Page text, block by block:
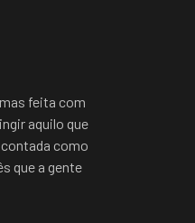
feita com
aquilo que
como
que a gente